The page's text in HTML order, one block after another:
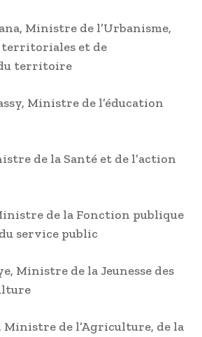
Ministre de l’Urbanisme,
et de
territoire
Ministre de l’éducation
de la Santé et de l’action
de la Fonction publique
service public
Ministre de la Jeunesse des
Ministre de l’Agriculture, de la